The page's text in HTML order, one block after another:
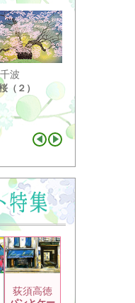
波
（２）
り ...
荻須高徳